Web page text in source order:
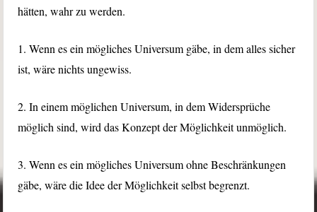
hätten, wahr zu werden.
1. Wenn es ein mögliches Universum gäbe, in dem alles sicher
ist, wäre nichts ungewiss.
2. In einem möglichen Universum, in dem Widersprüche
möglich sind, wird das Konzept der Möglichkeit unmöglich.
3. Wenn es ein mögliches Universum ohne Beschränkungen
gäbe, wäre die Idee der Möglichkeit selbst begrenzt.